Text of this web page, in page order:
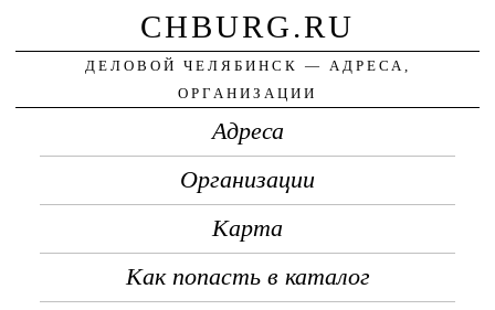
CHBURG.RU
ДЕЛОВОЙ ЧЕЛЯБИНСК — АДРЕСА,
ОРГАНИЗАЦИИ
Адреса
Организации
Карта
Как попасть в каталог